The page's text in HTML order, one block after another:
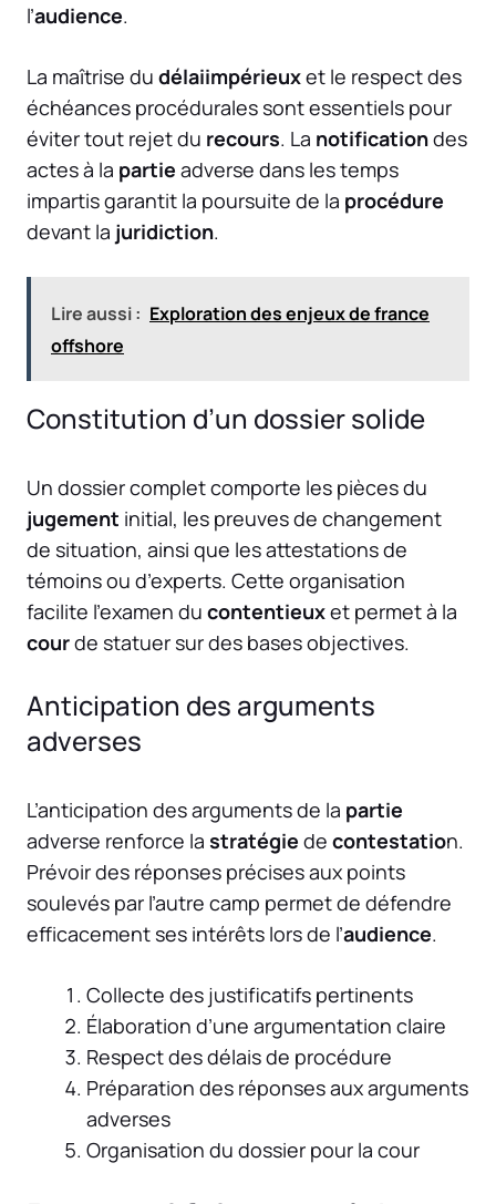
l’audience.
La maîtrise du délaiimpérieuxet le respect des
échéances procédurales sont essentiels pour
éviter tout rejet du recours. La notificationdes
actes à la partie adverse dans les temps
impartis garantit la poursuite de la procédure
devant la juridiction.
Lire aussi : Exploration des enjeux de france
offshore
Constitution d’un dossier solide
Un dossier complet comporte les pièces du
jugement initial, les preuves de changement
de situation, ainsi que les attestations de
témoins ou d’experts. Cette organisation
facilite l’examen du contentieuxet permet à la
courde statuer sur des bases objectives.
Anticipation des arguments
adverses
L’anticipation des arguments de la partie
adverse renforce la stratégie de contestation.
Prévoir des réponses précises aux points
soulevés par l’autre camp permet de défendre
efficacement ses intérêts lors de l’audience.
Collecte des justificatifs pertinents
Élaboration d’une argumentation claire
Respect des délais de procédure
Préparation des réponses aux arguments
adverses
Organisation du dossier pour la cour